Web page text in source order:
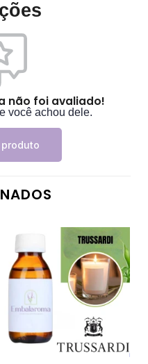
não foi avaliado!
você achou dele.